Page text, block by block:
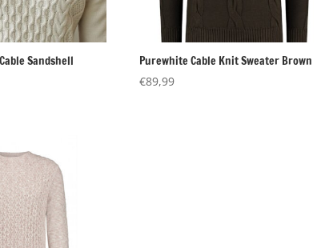
Sandshell Purewhite Cable Knit Sweater Brown
€89,99